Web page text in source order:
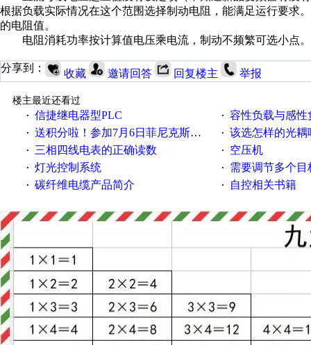
根据负载实际情况在这个范围选择制动电阻，能满足运行要求
的电阻值。
电阻消耗功率按计算值电压乘电流，制动不频繁可选小点。
分享到： 收藏 邀请回答 回复楼主 举报
楼主最近还看过
· 信捷继电器型PLC · 容性负载与感性负
· 送积分啦！参加7月6日菲尼克斯在线研讨会即得 · 该选怎样的光耦
· 三相四线电表的正确读数 · 空压机
· 灯光控制系统 · 需要调节多个目标
· 碳纤维电缆产品简介 · 自控相关书籍